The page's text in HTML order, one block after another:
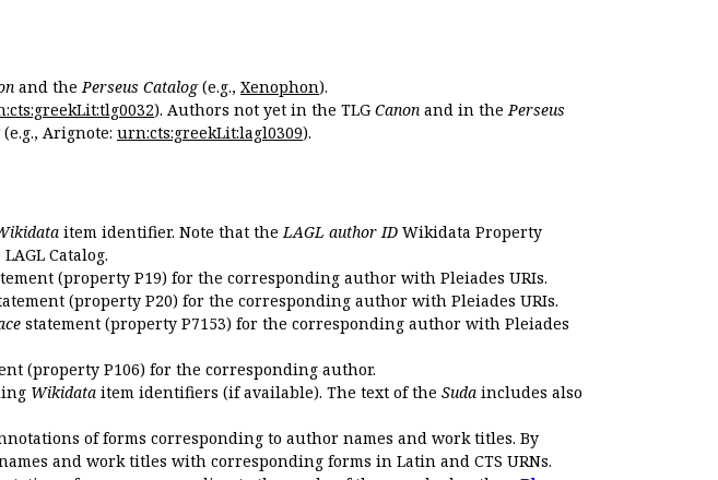
and thePerseus Catalog(e.g., Xenophon).
). Authors not yet in the TLG Canon and in thePerseus
(e.g., Arignote: urn:cts:greekLit:lagl0309).
item identifier. Note that the LAGL author ID Wikidata Property
Catalog.
(property P19) for the corresponding author with Pleiades URIs.
(property P20) for the corresponding author with Pleiades URIs.
statement (property P7153) for the corresponding author with Pleiades
(property P106) for the corresponding author.
Wikidata item identifiers (if available). The text of the Suda includes also
of forms corresponding to author names and work titles. By
and work titles with corresponding forms in Latin and CTS URNs.